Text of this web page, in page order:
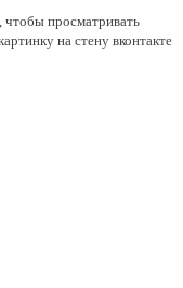
чтобы просматривать
на стену вконтакте